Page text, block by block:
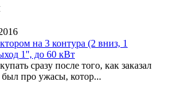
на 3 контура (2 вниз, 1
1'', до 60 кВт
сразу после того, как заказал
про ужасы, котор...